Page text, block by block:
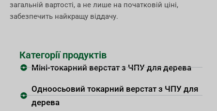
загальній вартості, а не лише на початковій ціні,
забезпечить найкращу віддачу.
Категорії продуктів
Міні-токарний верстат з ЧПУ для дерева
Одноосьовий токарний верстат з ЧПУ для
дерева